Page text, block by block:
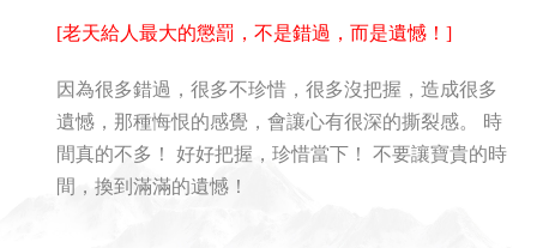
[老天給人最大的懲罰，不是錯過，而是遺憾！]
因為很多錯過，很多不珍惜，很多沒把握，造成很多
遺憾，那種悔恨的感覺，會讓心有很深的撕裂感。 時
間真的不多！ 好好把握，珍惜當下！ 不要讓寶貴的時
間，換到滿滿的遺憾！